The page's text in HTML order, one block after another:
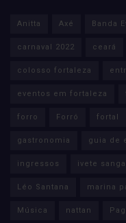
Anitta Axé Banda
carnaval 2022 ceará
colosso fortaleza
eventos em fortaleza
forro Forró fortal
gastronomia guia de
ingressos ivete
Léo Santana marina
Música nattan